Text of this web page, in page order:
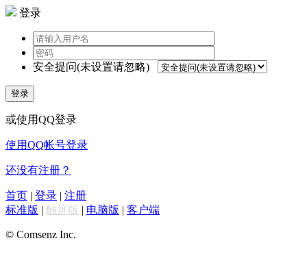
登录
安全提问(未设置请忽略)
登录
或使用QQ登录
使用QQ帐号登录
还没有注册？
首页 | 登录 | 注册
标准版 | 触屏版 | 电脑版 | 客户端
© Comsenz Inc.